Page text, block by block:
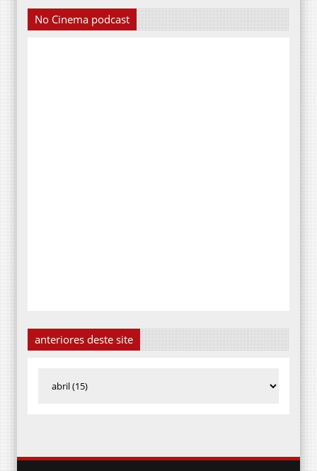
No Cinema podcast
anteriores deste site